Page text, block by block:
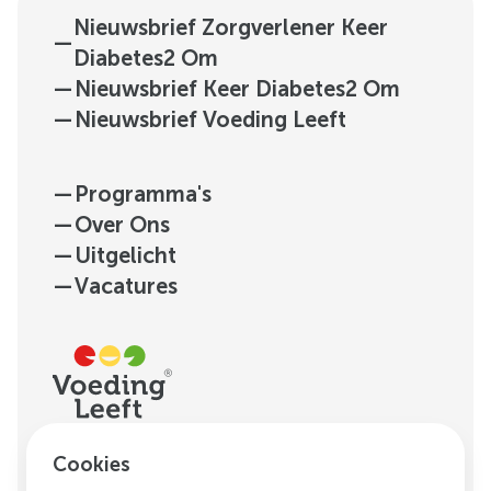
gehouden van jouw voortgang binnen
17.00 uur.
—
Nieuwsbrief Zorgverlener Keer
Diabetes2 Om
— Nieuwsbrief Keer Diabetes2 Om
— Nieuwsbrief Voeding Leeft
— Programma's
—Over Ons
— Uitgelicht
—Vacatures
H.J.E. Wenckebachweg
Cookies